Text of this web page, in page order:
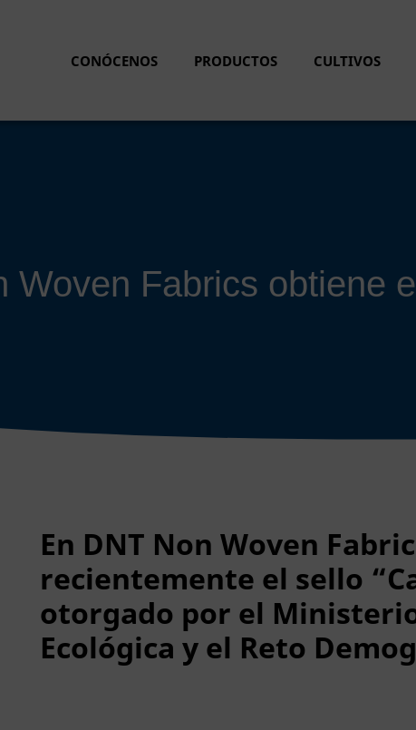
CONÓCENOS PRODUCTOS CULTIVOS
Woven Fabrics obtiene
En DNT Non Woven
recientemente el sello
otorgado por el
Ecológica y el Reto